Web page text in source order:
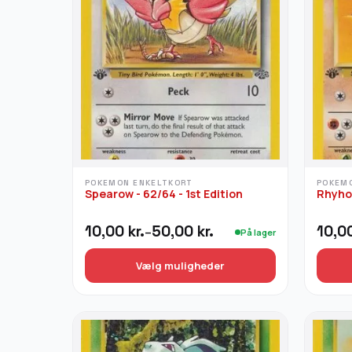
POKEMON ENKELTKORT
Spearow - 62/64 - 1st Edition
10,00 kr.–50,00 kr.
Prisinterval:
10,00 kr.
50,00 kr.
På lager
Vælg muligheder
har
flere
har
flere